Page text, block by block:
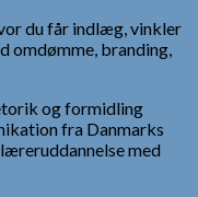
du får indlæg, vinkler
omdømme, branding,
og formidling
fra Danmarks
med